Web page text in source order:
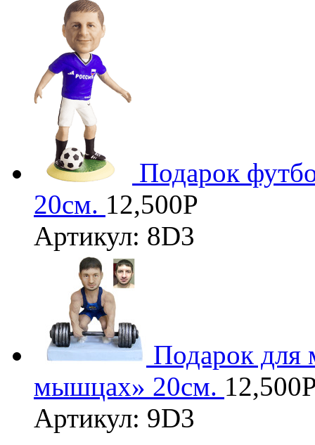
Подарок
20см. 12,500Р
Артикул: 8D3
Подарок
мышцах» 20см. 12,500
Артикул: 9D3